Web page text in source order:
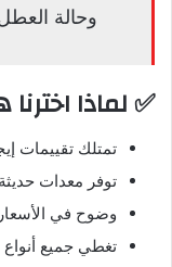
وحالة
✅ لماذا
تمتلك تقييمات
توفر معدات
وضوح في
تغطي جميع